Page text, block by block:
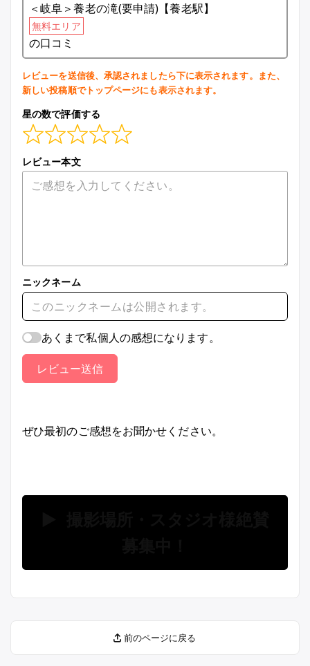
＜岐阜＞養老の滝(要申請)【養老駅】
無料エリア
の口コミ
レビューを送信後、承認されましたら下に表示されます。また、
新しい投稿順でトップページにも表示されます。
星の数で評価する
レビュー本文
ニックネーム
あくまで私個人の感想になります。
レビュー送信
ぜひ最初のご感想をお聞かせください。
前のページに戻る